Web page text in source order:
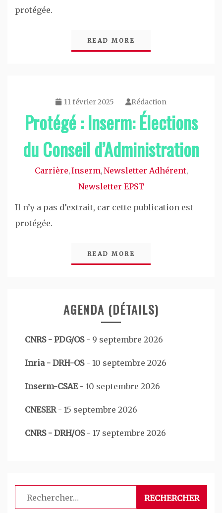
protégée.
READ MORE
11 février 2025 Rédaction
Protégé : Inserm: Élections
du Conseil d’Administration
Carrière,Inserm,Newsletter Adhérent,
Newsletter EPST
Il n’y a pas d’extrait, car cette publication est
protégée.
READ MORE
AGENDA (DÉTAILS)
CNRS - PDG/OS- 9 septembre 2026
Inria - DRH-OS- 10 septembre 2026
Inserm-CSAE- 10 septembre 2026
CNESER- 15 septembre 2026
CNRS - DRH/OS- 17 septembre 2026
Rechercher :